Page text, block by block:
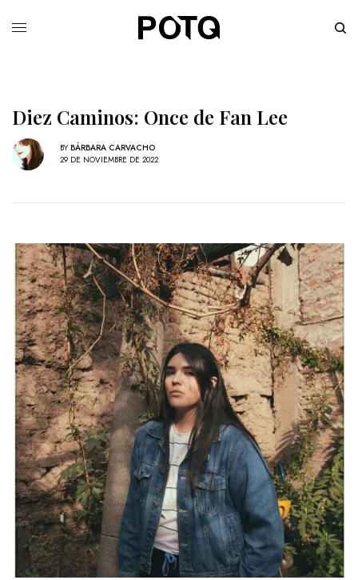
Diez Caminos: Once de Fan Lee
BY BÁRBARA CARVACHO
29 DE NOVIEMBRE DE 2022